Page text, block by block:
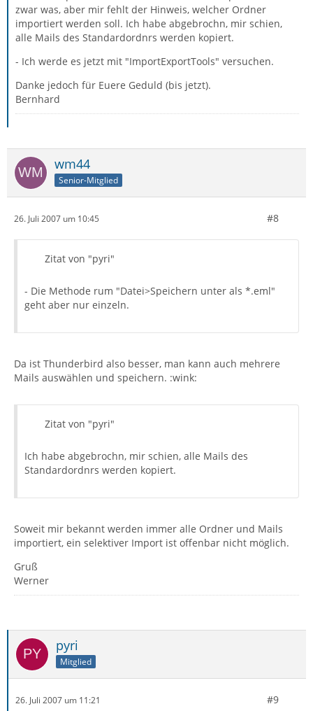
zwar was, aber mir fehlt der Hinweis, welcher Ordner
importiert werden soll. Ich habe abgebrochn, mir schien,
alle Mails des Standardordnrs werden kopiert.
- Ich werde es jetzt mit "ImportExportTools" versuchen.
Danke jedoch für Euere Geduld (bis jetzt).
Bernhard
wm44
Senior-Mitglied
26. Juli 2007 um 10:45 #8
Zitat von "pyri"
- Die Methode rum "Datei>Speichern unter als *.eml"
geht aber nur einzeln.
Da ist Thunderbird also besser, man kann auch mehrere
Mails auswählen und speichern. :wink:
Zitat von "pyri"
Ich habe abgebrochn, mir schien, alle Mails des
Standardordnrs werden kopiert.
Soweit mir bekannt werden immer alle Ordner und Mails
importiert, ein selektiver Import ist offenbar nicht möglich.
Gruß
Werner
pyri
Mitglied
26. Juli 2007 um 11:21 #9